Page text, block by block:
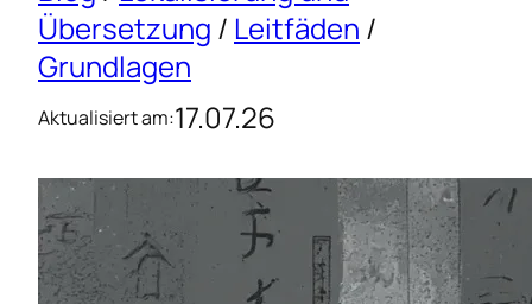
Übersetzung / Leitfäden /
Grundlagen
Aktualisiert am:17.07.26